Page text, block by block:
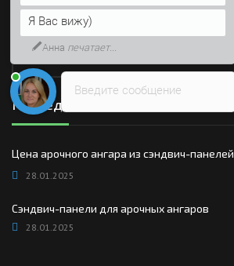
Пятница
Воскресение
Последние новости
Цена арочного ангара из сэндвич-панелей
28.01.2025
Сэндвич-панели для арочных ангаров
28.01.2025
Введите сообщение
Я Вас вижу)
Анна печатает...